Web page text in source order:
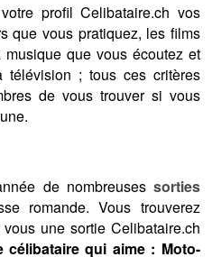
profil Celibataire.ch vos
que vous pratiquez, les films
que vous écoutez et
; tous ces critères
de vous trouver si vous
de nombreuses sorties
romande. Vous trouverez
une sortie Celibataire.ch
célibataire qui aime : Moto-